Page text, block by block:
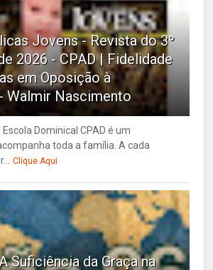
Jovens - Revista do 3º
2026 - CPAD | Fidelidade
em Oposição à
Walmir Nascimento
Dominical CPAD é um
toda a família. A cada
Clique Aqui
Suficiência da Graça na